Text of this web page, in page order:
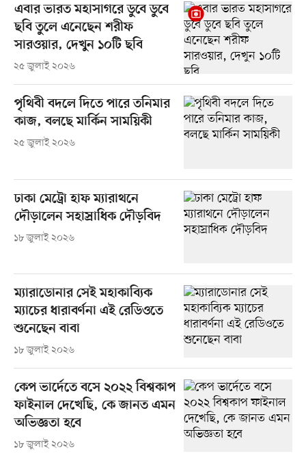
এবার ভারত মহাসাগরে ডুবে ডুবে
ছবি তুলে এনেছেন শরীফ
সারওয়ার, দেখুন ১০টি ছবি
২৫ জুলাই ২০২৬
পৃথিবী বদলে দিতে পারে তনিমার
কাজ, বলছে মার্কিন সাময়িকী
২৫ জুলাই ২০২৬
ঢাকা মেট্রো হাফ ম্যারাথনে
দৌড়ালেন সহাস্রাধিক দৌড়বিদ
১৮ জুলাই ২০২৬
ম্যারাডোনার সেই মহাকাব্যিক
ম্যাচের ধারাবর্ণনা এই রেডিওতে
শুনেছেন বাবা
১৮ জুলাই ২০২৬
কেপ ভার্দেতে বসে ২০২২ বিশ্বকাপ
ফাইনাল দেখেছি, কে জানত এমন
অভিজ্ঞতা হবে
১৮ জুলাই ২০২৬